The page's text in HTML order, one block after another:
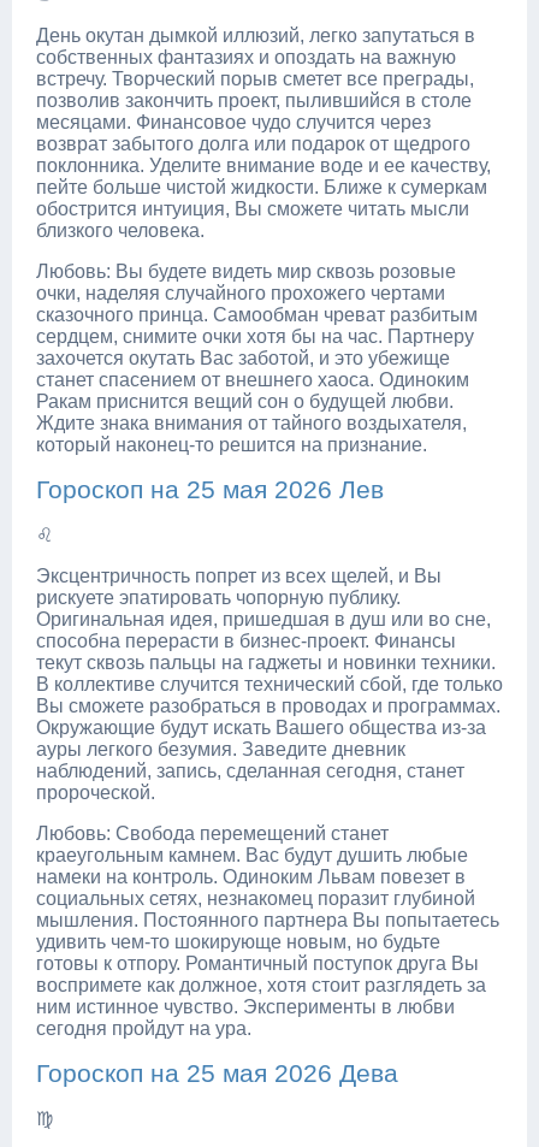
День окутан дымкой иллюзий, легко запутаться в
собственных фантазиях и опоздать на важную
встречу. Творческий порыв сметет все преграды,
позволив закончить проект, пылившийся в столе
месяцами. Финансовое чудо случится через
возврат забытого долга или подарок от щедрого
поклонника. Уделите внимание воде и ее качеству,
пейте больше чистой жидкости. Ближе к сумеркам
обострится интуиция, Вы сможете читать мысли
близкого человека.
Любовь: Вы будете видеть мир сквозь розовые
очки, наделяя случайного прохожего чертами
сказочного принца. Самообман чреват разбитым
сердцем, снимите очки хотя бы на час. Партнеру
захочется окутать Вас заботой, и это убежище
станет спасением от внешнего хаоса. Одиноким
Ракам приснится вещий сон о будущей любви.
Ждите знака внимания от тайного воздыхателя,
который наконец-то решится на признание.
Гороскоп на 25 мая 2026 Лев
♌
Эксцентричность попрет из всех щелей, и Вы
рискуете эпатировать чопорную публику.
Оригинальная идея, пришедшая в душ или во сне,
способна перерасти в бизнес-проект. Финансы
текут сквозь пальцы на гаджеты и новинки техники.
В коллективе случится технический сбой, где только
Вы сможете разобраться в проводах и программах.
Окружающие будут искать Вашего общества из-за
ауры легкого безумия. Заведите дневник
наблюдений, запись, сделанная сегодня, станет
пророческой.
Любовь: Свобода перемещений станет
краеугольным камнем. Вас будут душить любые
намеки на контроль. Одиноким Львам повезет в
социальных сетях, незнакомец поразит глубиной
мышления. Постоянного партнера Вы попытаетесь
удивить чем-то шокирующе новым, но будьте
готовы к отпору. Романтичный поступок друга Вы
воспримете как должное, хотя стоит разглядеть за
ним истинное чувство. Эксперименты в любви
сегодня пройдут на ура.
Гороскоп на 25 мая 2026 Дева
♍